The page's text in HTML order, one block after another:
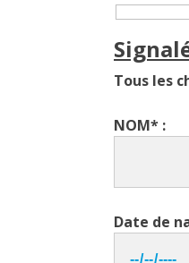
Tous les
NOM* :
Date de